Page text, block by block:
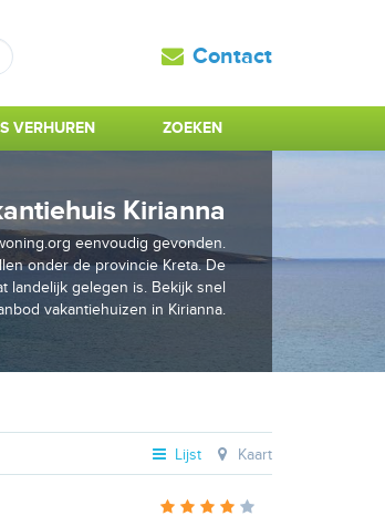
Contact
VERHUREN ZOEKEN
Kirianna
eenvoudig gevonden.
onder de provincie Kreta. De
landelijk gelegen is. Bekijk snel
vakantiehuizen in Kirianna.
Lijst Kaart